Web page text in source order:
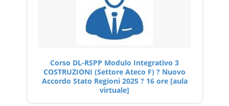
Corso DL-RSPP Modulo Integrativo 3
COSTRUZIONI (Settore Ateco F) ? Nuovo
Accordo Stato Regioni 2025 ? 16 ore [aula
virtuale]